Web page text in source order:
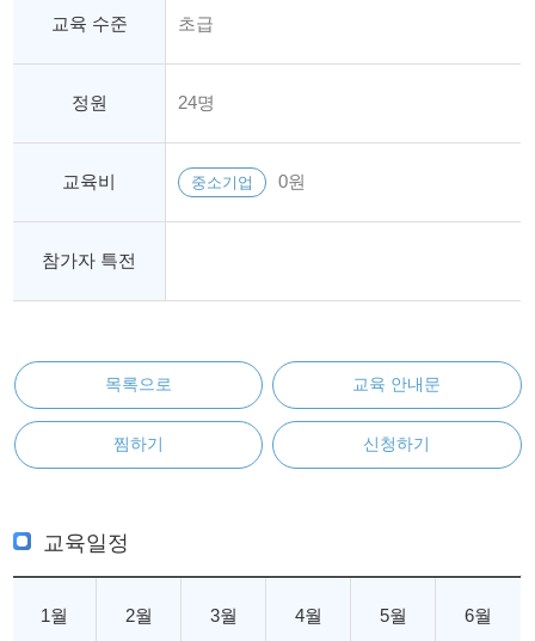
교육 수준 초급
정원 24명
교육비 중소기업 0원
참가자 특전
목록으로 교육 안내문
찜하기 신청하기
교육일정
1월 2월 3월 4월 5월 6월